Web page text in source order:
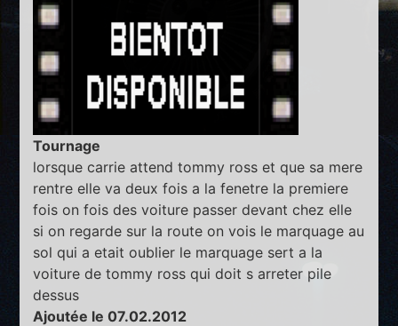
Tournage
lorsque carrie attend tommy ross et que sa mere
rentre elle va deux fois a la fenetre la premiere
fois on fois des voiture passer devant chez elle
si on regarde sur la route on vois le marquage au
sol qui a etait oublier le marquage sert a la
voiture de tommy ross qui doit s arreter pile
dessus
Ajoutée le 07.02.2012